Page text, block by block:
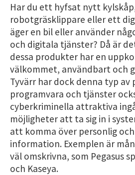
Har du ett hyfsat nytt
robotgräsklippare eller ett
äger en bil eller använder
och digitala tjänster? Då är
dessa produkter har en
välkommet, användbart och
Tyvärr har dock denna typ av
programvara och tjänster
cyberkriminella attraktiva
möjligheter att ta sig in i
att komma över personlig
information. Exemplen är
väl omskrivna, som Pegasus
och Kaseya.